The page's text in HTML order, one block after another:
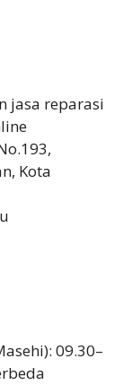
jasa reparasi
Kota
09.30–